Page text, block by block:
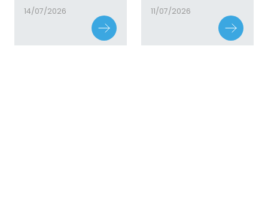
14/07/2026 11/07/2026